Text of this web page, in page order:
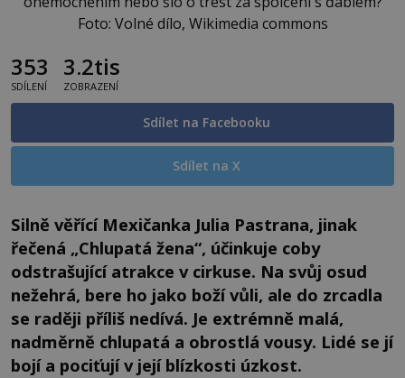
Foto: Volné dílo, Wikimedia commons
353
SDÍLENÍ
3.2tis
ZOBRAZENÍ
Sdílet na Facebooku
Sdílet na X
Silně věřící Mexičanka Julia Pastrana, jinak
řečená „Chlupatá žena“, účinkuje coby
odstrašující atrakce v cirkuse. Na svůj osud
nežehrá, bere ho jako boží vůli, ale do zrcadla
se raději příliš nedívá. Je extrémně malá,
nadměrně chlupatá a obrostlá vousy. Lidé se jí
bojí a pociťují v její blízkosti úzkost.